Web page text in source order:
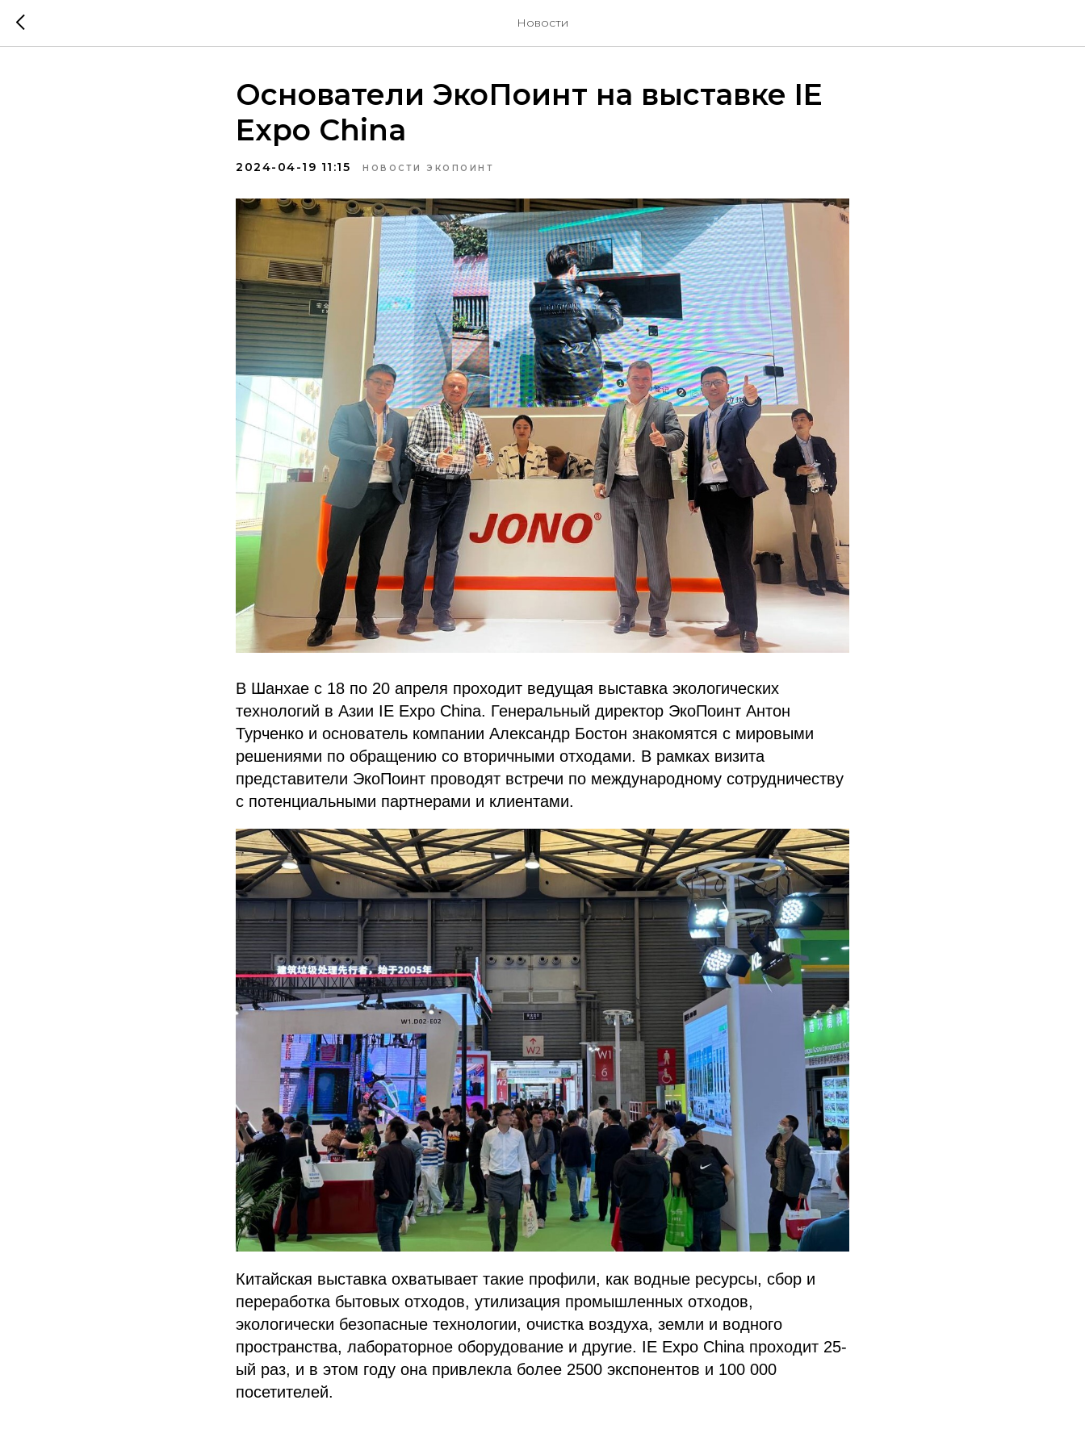
Новости
Основатели ЭкоПоинт на выставке IE
Expo China
2024-04-19 11:15 НОВОСТИ ЭКОПОИНТ
В Шанхае с 18 по 20 апреля проходит ведущая выставка экологических
технологий в Азии IE Expo China. Генеральный директор ЭкоПоинт Антон
Турченко и основатель компании Александр Бостон знакомятся с мировыми
решениями по обращению со вторичными отходами. В рамках визита
представители ЭкоПоинт проводят встречи по международному сотрудничеству
с потенциальными партнерами и клиентами.
Китайская выставка охватывает такие профили, как водные ресурсы, сбор и
переработка бытовых отходов, утилизация промышленных отходов,
экологически безопасные технологии, очистка воздуха, земли и водного
пространства, лабораторное оборудование и другие. IE Expo China проходит 25-
ый раз, и в этом году она привлекла более 2500 экспонентов и 100 000
посетителей.